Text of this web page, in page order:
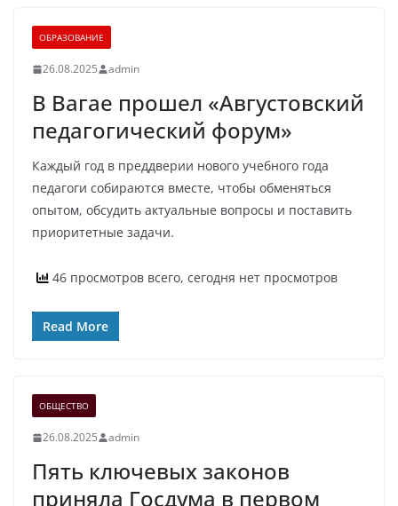
ОБРАЗОВАНИЕ
26.08.2025 admin
В Вагае прошел «Августовский
педагогический форум»
Каждый год в преддверии нового учебного года
педагоги собираются вместе, чтобы обменяться
опытом, обсудить актуальные вопросы и поставить
приоритетные задачи.
46 просмотров всего, сегодня нет просмотров
Read More
ОБЩЕСТВО
26.08.2025 admin
Пять ключевых законов
приняла Госдума в первом